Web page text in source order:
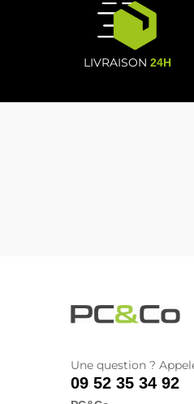
LIVRAISON 24H
Une question ?
09 52 35 34 92